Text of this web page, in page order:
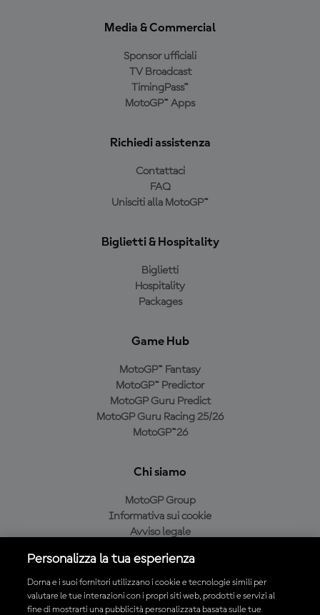
Media & Commercial
Sponsor ufficiali
TV Broadcast
TimingPass™
MotoGP™ Apps
Richiedi assistenza
Contattaci
FAQ
Unisciti alla MotoGP™
Biglietti & Hospitality
Biglietti
Hospitality
Packages
Game Hub
MotoGP™ Fantasy
MotoGP™ Predictor
MotoGP Guru Predict
MotoGP Guru Racing 25/26
MotoGP™26
Chi siamo
MotoGP Group
Informativa sui cookie
Avviso legale
Condizioni di acquisto
Personalizza la tua esperienza
Dorna e i suoi fornitori utilizzano i cookie e tecnologie simili per
valutare le tue interazioni con i propri siti web, prodotti e servizi al
fine di mostrarti una pubblicità personalizzata basata sulle tue